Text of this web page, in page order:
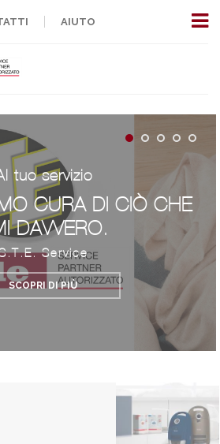
AIUTO
tuo servizio
CURA DI CIÒ CHE
DAVVERO.
Service
SCOPRI DI PIÙ